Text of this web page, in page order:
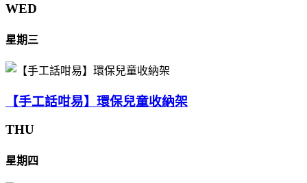
WED
星期三
【手工話咁易】環保兒童收納架
THU
星期四